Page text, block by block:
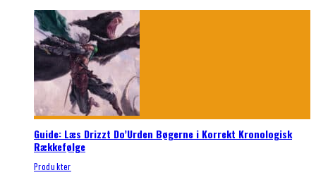
Guide: Læs Drizzt Do’Urden Bøgerne i Korrekt Kronologisk
Rækkefølge
Produkter